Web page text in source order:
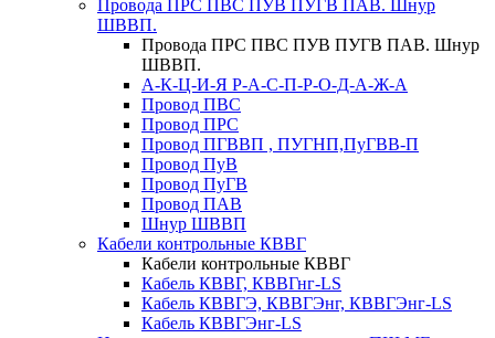
Провода ПРС ПВС ПУВ ПУГВ ПАВ. Шнур
ШВВП.
Провода ПРС ПВС ПУВ ПУГВ ПАВ. Шнур
ШВВП.
А-К-Ц-И-Я Р-А-С-П-Р-О-Д-А-Ж-А
Провод ПВС
Провод ПРС
Провод ПГВВП , ПУГНП,ПуГВВ-П
Провод ПуВ
Провод ПуГВ
Провод ПАВ
Шнур ШВВП
Кабели контрольные КВВГ
Кабели контрольные КВВГ
Кабель КВВГ, КВВГнг-LS
Кабель КВВГЭ, КВВГЭнг, КВВГЭнг-LS
Кабель КВВГЭнг-LS